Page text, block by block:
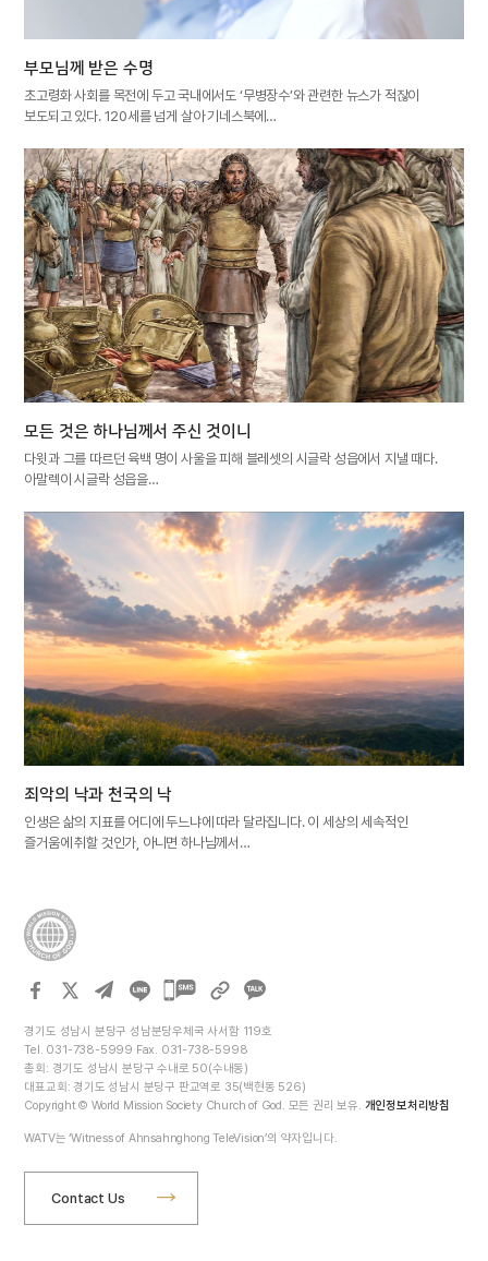
부모님께 받은 수명
초고령화 사회를 목전에 두고 국내에서도 ‘무병장수’와 관련한 뉴스가 적잖이
보도되고 있다. 120세를 넘게 살아 기네스북에…
모든 것은 하나님께서 주신 것이니
다윗과 그를 따르던 육백 명이 사울을 피해 블레셋의 시글락 성읍에서 지낼 때다.
아말렉이 시글락 성읍을…
죄악의 낙과 천국의 낙
인생은 삶의 지표를 어디에 두느냐에 따라 달라집니다. 이 세상의 세속적인
즐거움에 취할 것인가, 아니면 하나님께서…
카카오톡
경기도 성남시 분당구 성남분당우체국 사서함 119호
Tel. 031-738-5999 Fax. 031-738-5998
총회: 경기도 성남시 분당구 수내로 50(수내동)
대표교회: 경기도 성남시 분당구 판교역로 35(백현동 526)
Copyright © World Mission Society Church of God. 모든 권리 보유. 개인정보처리방침
WATV는 ‘Witness of Ahnsahnghong TeleVision’의 약자입니다.
Contact Us